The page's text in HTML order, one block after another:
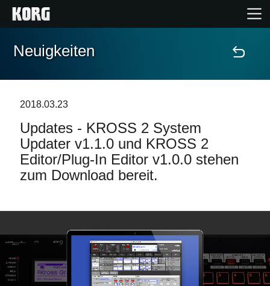
Home
Extras
Events
Händlersuche
Shop
Neuigkeiten
2018.03.23
Updates - KROSS 2 System
Updater v1.1.0 und KROSS 2
Editor/Plug-In Editor v1.0.0 stehen
zum Download bereit.